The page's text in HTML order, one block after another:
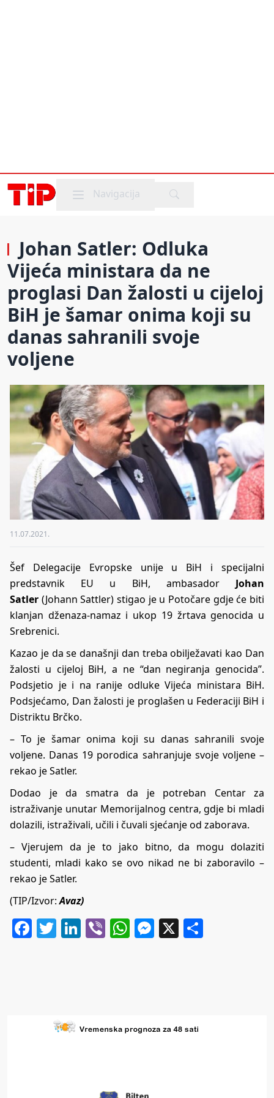
Mobile menu
Navigacija
Johan Satler: Odluka
Vijeća ministara da ne
proglasi Dan žalosti u cijeloj
BiH je šamar onima koji su
danas sahranili svoje
voljene
11.07.2021.
Šef Delegacije Evropske unije u BiH i specijalni
predstavnik EU u BiH, ambasador Johan
Satler (Johann Sattler) stigao je u Potočare gdje će biti
klanjan dženaza-namaz i ukop 19 žrtava genocida u
Srebrenici.
Kazao je da se današnji dan treba obilježavati kao Dan
žalosti u cijeloj BiH, a ne “dan negiranja genocida”.
Podsjetio je i na ranije odluke Vijeća ministara BiH.
Podsjećamo, Dan žalosti je proglašen u Federaciji BiH i
Distriktu Brčko.
– To je šamar onima koji su danas sahranili svoje
voljene. Danas 19 porodica sahranjuje svoje voljene –
rekao je Satler.
Dodao je da smatra da je potreban Centar za
istraživanje unutar Memorijalnog centra, gdje bi mladi
dolazili, istraživali, učili i čuvali sjećanje od zaborava.
– Vjerujem da je to jako bitno, da mogu dolaziti
studenti, mladi kako se ovo nikad ne bi zaboravilo –
rekao je Satler.
(TIP/Izvor:Avaz)
Facebook
Twitter
LinkedIn
ViberWhatsApp
Messenger
X